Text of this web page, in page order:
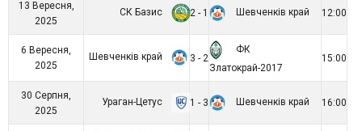
13 Вересня,
2025
СК Базис 2 - 1 Шевченків край 12:00
6 Вересня,
2025
Шевченків край 3 - 2
ФК
Златокрай-2017
15:00
30 Серпня,
2025
Ураган-Цетус 1 - 3 Шевченків край 16:00